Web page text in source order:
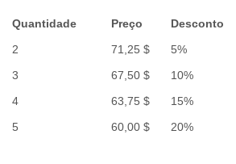
Quantidade Preço
Desconto
2
71,25 $
5%
3
67,50 $
10%
4
63,75 $
15%
5
60,00 $ 20%